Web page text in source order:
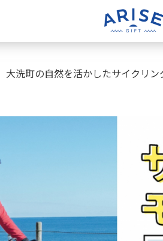
洗町の自然を活かしたサイクリン